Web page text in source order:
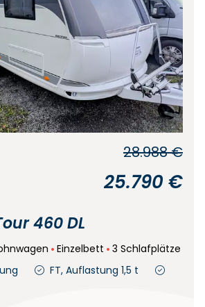
460 DL
Einzelbett 3 Schlafplätze
25.790 €
28.988 €
FT, Auflastung 1,5 t